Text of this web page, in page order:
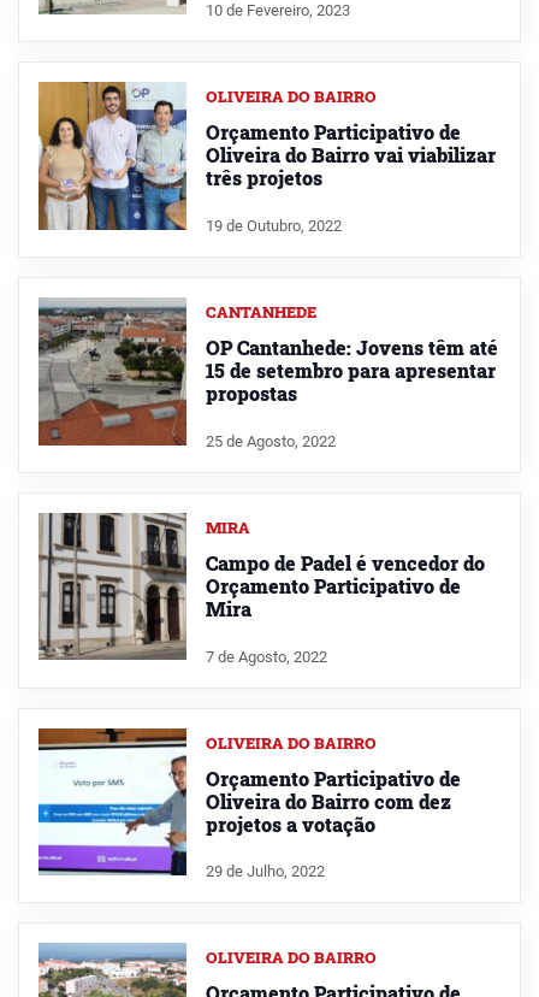
10 de Fevereiro, 2023
OLIVEIRA DO BAIRRO
Orçamento Participativo de
Oliveira do Bairro vai viabilizar
três projetos
19 de Outubro, 2022
CANTANHEDE
OP Cantanhede: Jovens têm até
15 de setembro para apresentar
propostas
25 de Agosto, 2022
MIRA
Campo de Padel é vencedor do
Orçamento Participativo de
Mira
7 de Agosto, 2022
OLIVEIRA DO BAIRRO
Orçamento Participativo de
Oliveira do Bairro com dez
projetos a votação
29 de Julho, 2022
OLIVEIRA DO BAIRRO